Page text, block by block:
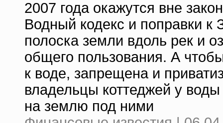
2007 года окажутся вне
Водный кодекс и поправки к
полоска земли вдоль рек и
общего пользования. А
к воде, запрещена и
владельцы коттеджей у
на землю под ними